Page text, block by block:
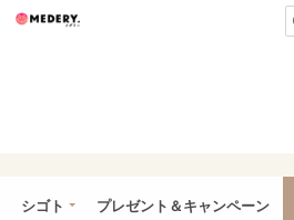
うまい肉
シゴト プレゼント＆キャンペーン